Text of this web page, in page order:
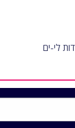
לי-ים